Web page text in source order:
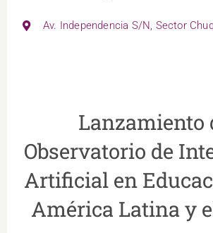
Av. Independencia S/N, Sector
Lanzamiento
Observatorio de
Artificial en
América Latina y